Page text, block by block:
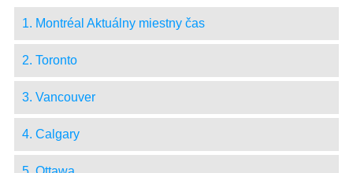
1. Montréal Aktuálny miestny čas
2. Toronto
3. Vancouver
4. Calgary